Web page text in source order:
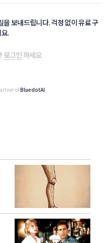
을 보내드립니다. 걱정 없이 유료 구
.
로그인하세요
ofBluedotAI